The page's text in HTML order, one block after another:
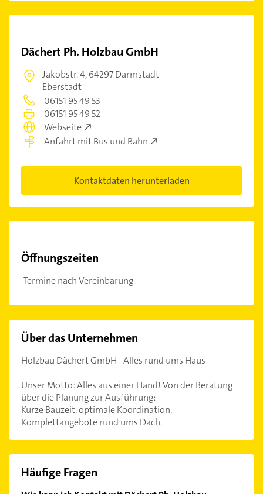
Dächert Ph. Holzbau GmbH
Jakobstr. 4,64297 Darmstadt-
Eberstadt
06151 95 49 53
06151 95 49 52
Webseite
Anfahrt mit Bus und Bahn
Kontaktdaten herunterladen
Öffnungszeiten
Termine nach Vereinbarung
Über das Unternehmen
Holzbau Dächert GmbH - Alles rund ums Haus -
Unser Motto: Alles aus einer Hand! Von der Beratung
über die Planung zur Ausführung:
Kurze Bauzeit, optimale Koordination,
Komplettangebote rund ums Dach.
Häufige Fragen